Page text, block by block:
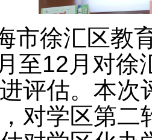
徐汇区教育
至12月对徐
评估。本
对学区第二